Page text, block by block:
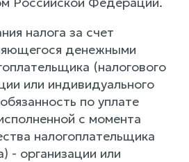
налога за счет
денежными
(налогового
или индивидуального
по уплате
с момента
налогоплательщика
- организации или